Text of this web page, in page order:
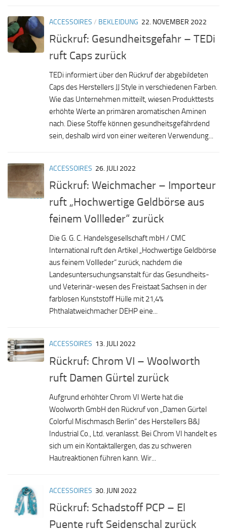
ACCESSOIRES / BEKLEIDUNG 22. NOVEMBER 2022
Rückruf: Gesundheitsgefahr – TEDi
ruft Caps zurück
TEDi informiert über den Rückruf der abgebildeten
Caps des Herstellers JJ Style in verschiedenen Farben.
Wie das Unternehmen mitteilt, wiesen Produkttests
erhöhte Werte an primären aromatischen Aminen
nach. Diese Stoffe können gesundheitsgefährdend
sein, deshalb wird von einer weiteren Verwendung...
ACCESSOIRES 26. JULI 2022
Rückruf: Weichmacher – Importeur
ruft „Hochwertige Geldbörse aus
feinem Vollleder“ zurück
Die G. G. C. Handelsgesellschaft mbH / CMC
International ruft den Artikel „Hochwertige Geldbörse
aus feinem Vollleder“ zurück, nachdem die
Landesuntersuchungsanstalt für das Gesundheits-
und Veterinär-wesen des Freistaat Sachsen in der
farblosen Kunststoff Hülle mit 21,4%
Phthalatweichmacher DEHP eine...
ACCESSOIRES 13. JULI 2022
Rückruf: Chrom VI – Woolworth
ruft Damen Gürtel zurück
Aufgrund erhöhter Chrom VI Werte hat die
Woolworth GmbH den Rückruf von „Damen Gürtel
Colorful Mischmasch Berlin“ des Herstellers B&J
Industrial Co., Ltd. veranlasst. Bei Chrom VI handelt es
sich um ein Kontaktallergen, das zu schweren
Hautreaktionen führen kann. Wir...
ACCESSOIRES 30. JUNI 2022
Rückruf: Schadstoff PCP – El
Puente ruft Seidenschal zurück